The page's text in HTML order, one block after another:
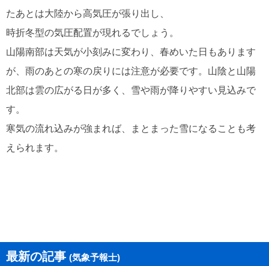
たあとは大陸から高気圧が張り出し、
時折冬型の気圧配置が現れるでしょう。
山陽南部は天気が小刻みに変わり、春めいた日もあります
が、雨のあとの寒の戻りには注意が必要です。山陰と山陽
北部は雲の広がる日が多く、雪や雨が降りやすい見込みで
す。
寒気の流れ込みが強まれば、まとまった雪になることも考
えられます。
最新の記事 (気象予報士)